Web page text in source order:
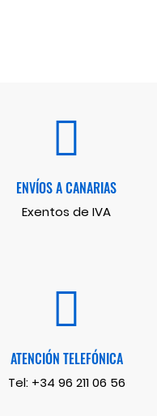
ENVÍOS A CANARIAS
Exentos de IVA
ATENCIÓN TELEFÓNICA
Tel: +34 96 211 06 56